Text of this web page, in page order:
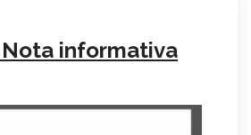
Nota informativa